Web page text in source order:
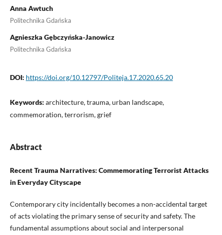
Anna Awtuch
Politechnika Gdańska
Agnieszka Gębczyńska-Janowicz
Politechnika Gdańska
DOI: https://doi.org/10.12797/Politeja.17.2020.65.20
Keywords: architecture, trauma, urban landscape,
commemoration, terrorism, grief
Abstract
Recent Trauma Narratives: Commemorating Terrorist Attacks
in Everyday Cityscape
Contemporary city incidentally becomes a non-accidental target
of acts violating the primary sense of security and safety. The
fundamental assumptions about social and interpersonal